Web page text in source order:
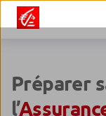
Préparer
l’